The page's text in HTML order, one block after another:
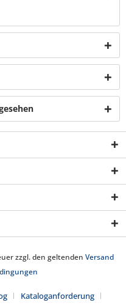
zzgl. den geltenden Versand
Kataloganforderung